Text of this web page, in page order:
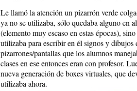
Le llamó la atención un pizarrón verde
ya no se utilizaba, sólo quedaba alguno en
(elemento muy escaso en estas épocas),
utilizaba para escribir en él signos y
pizarrones/pantallas que los alumnos
clases en ese entonces eran con profesor.
nueva generación de boxes virtuales, que
utilizaba ahora.